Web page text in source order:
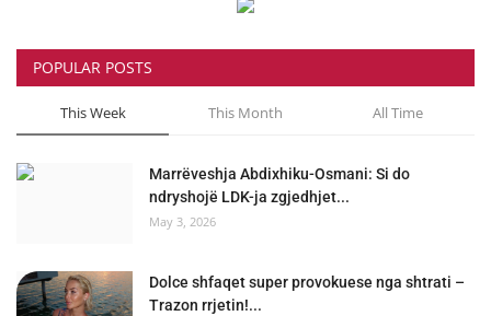
POPULAR POSTS
This Week This Month All Time
Marrëveshja Abdixhiku-Osmani: Si do
ndryshojë LDK-ja zgjedhjet...
May 3, 2026
Dolce shfaqet super provokuese nga shtrati –
Trazon rrjetin!...